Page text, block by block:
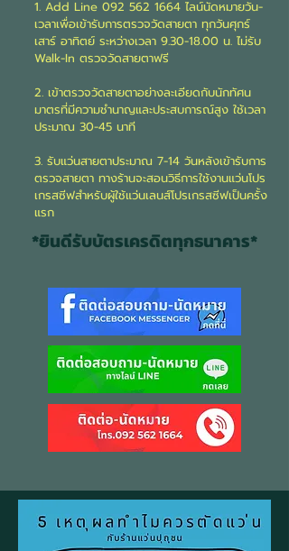
1. Add Line 092 562 1664 ไลน์นัดหมายวัน-
เวลาเพื่อเข้ารับการตรวจวัดสายตา ทุกวันศุกร์
เสาร์ อาทิตย์ ระหว่างเวลา 9.30-18.00 น. ไม่รับ
Walk-In ตรวจวัดสายตาฟรี
2. เข้าตรวจวัดสายตาอย่างละเอียดกับนักทัศน
มาตรที่มีความชำนาญและประสบการณ์สูง ใช้เวลา
ประมาณ 30-45 นาที
3. รับแว่นสายตาประมาณ 7-14 วันหลังเข้ารับการ
ตรวจสายตา ทางร้านจะสอนวิธีการใช้งานแว่นโปร
เกรสซีฟสำหรับผู้ใช้แว่นเลนส์โปรเกรสซีฟเป็นครั้ง
แรก
*ยินดีรับบัตรเครดิตทุกธนาคาร*